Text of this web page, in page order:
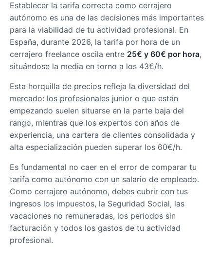
Establecer la tarifa correcta como cerrajero
autónomo es una de las decisiones más importantes
para la viabilidad de tu actividad profesional. En
España, durante 2026, la tarifa por hora de un
cerrajero freelance oscila entre 25€ y 60€ por hora,
situándose la media en torno a los 43€/h.
Esta horquilla de precios refleja la diversidad del
mercado: los profesionales junior o que están
empezando suelen situarse en la parte baja del
rango, mientras que los expertos con años de
experiencia, una cartera de clientes consolidada y
alta especialización pueden superar los 60€/h.
Es fundamental no caer en el error de comparar tu
tarifa como autónomo con un salario de empleado.
Como cerrajero autónomo, debes cubrir con tus
ingresos los impuestos, la Seguridad Social, las
vacaciones no remuneradas, los periodos sin
facturación y todos los gastos de tu actividad
profesional.